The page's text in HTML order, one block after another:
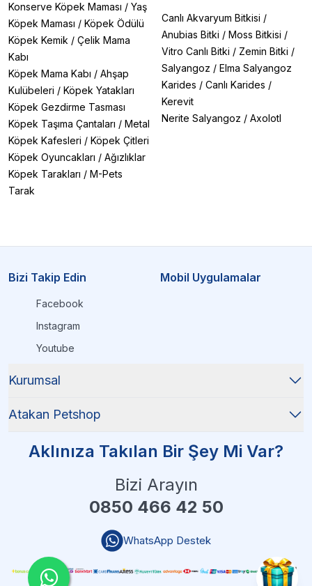
Konserve Köpek Maması / Yaş
Köpek Maması / Köpek Ödülü
Köpek Kemik / Çelik Mama
Kabı
Köpek Mama Kabı / Ahşap
Kulübeleri / Köpek Yatakları
Köpek Gezdirme Tasması
Köpek Taşıma Çantaları / Metal
Köpek Kafesleri / Köpek Çitleri
Köpek Oyuncakları / Ağızlıklar
Köpek Tarakları / M-Pets
Tarak
Canlı Akvaryum Bitkisi /
Anubias Bitki / Moss Bitkisi /
Vitro Canlı Bitki / Zemin Bitki /
Salyangoz / Elma Salyangoz
Karides / Canlı Karides /
Kerevit
Nerite Salyangoz / Axolotl
Bizi Takip Edin
Facebook
Instagram
Youtube
Mobil Uygulamalar
Kurumsal
Atakan Petshop
Aklınıza Takılan Bir Şey Mi Var?
Bizi Arayın
0850 466 42 50
WhatsApp Destek